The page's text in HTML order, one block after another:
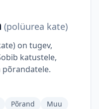
(polüurea kate)
on tugev,
katustele,
põrandatele.
Põrand Muu